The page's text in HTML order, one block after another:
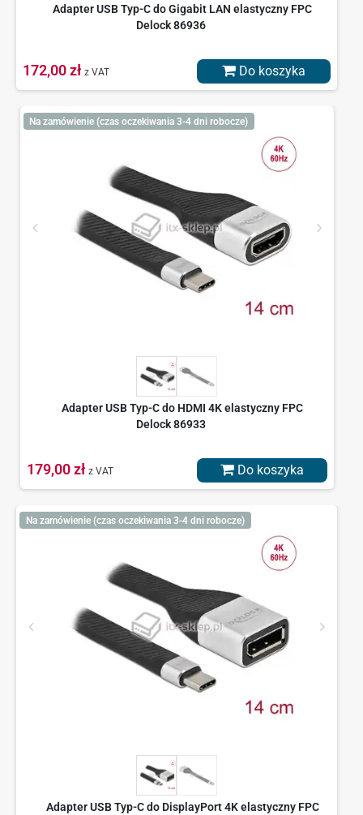
Adapter USB Typ-C do Gigabit LAN elastyczny FPC
Delock 86936
172,00 zł z VAT Do koszyka
Na zamówienie (czas oczekiwania 3-4 dni robocze)
Adapter USB Typ-C do HDMI 4K elastyczny FPC
Delock 86933
179,00 zł z VAT Do koszyka
Na zamówienie (czas oczekiwania 3-4 dni robocze)
Adapter USB Typ-C do DisplayPort 4K elastyczny FPC